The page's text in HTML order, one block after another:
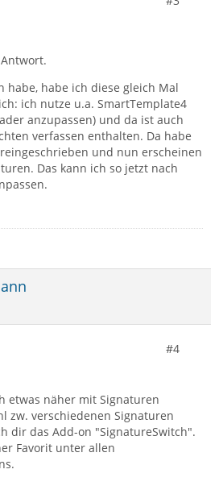
habe, habe ich diese gleich Mal
ich nutze u.a. SmartTemplate4
anzupassen) und da ist auch
verfassen enthalten. Da habe
und nun erscheinen
Das kann ich so jetzt nach
#4
etwas näher mit Signaturen
zw. verschiedenen Signaturen
dir das Add-on "SignatureSwitch".
Favorit unter allen